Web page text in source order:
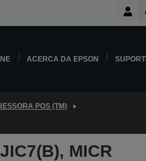
ACERCA DA EPSON
POS (TM)
MICR